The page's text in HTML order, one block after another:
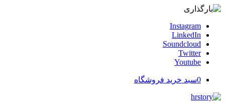
Instagram
LinkedIn
Soundcloud
Twitter
Youtube
0سبد خرید فروشگاه